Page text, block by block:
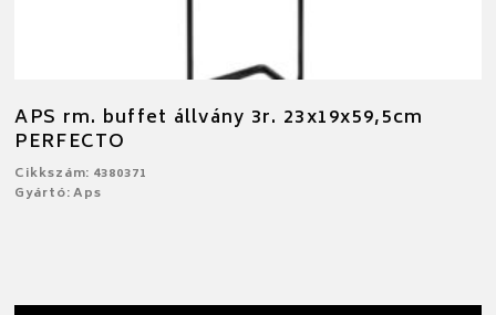
APS rm. buffet állvány 3r. 23x19x59,5cm
PERFECTO
Cikkszám: 4380371
Gyártó: Aps